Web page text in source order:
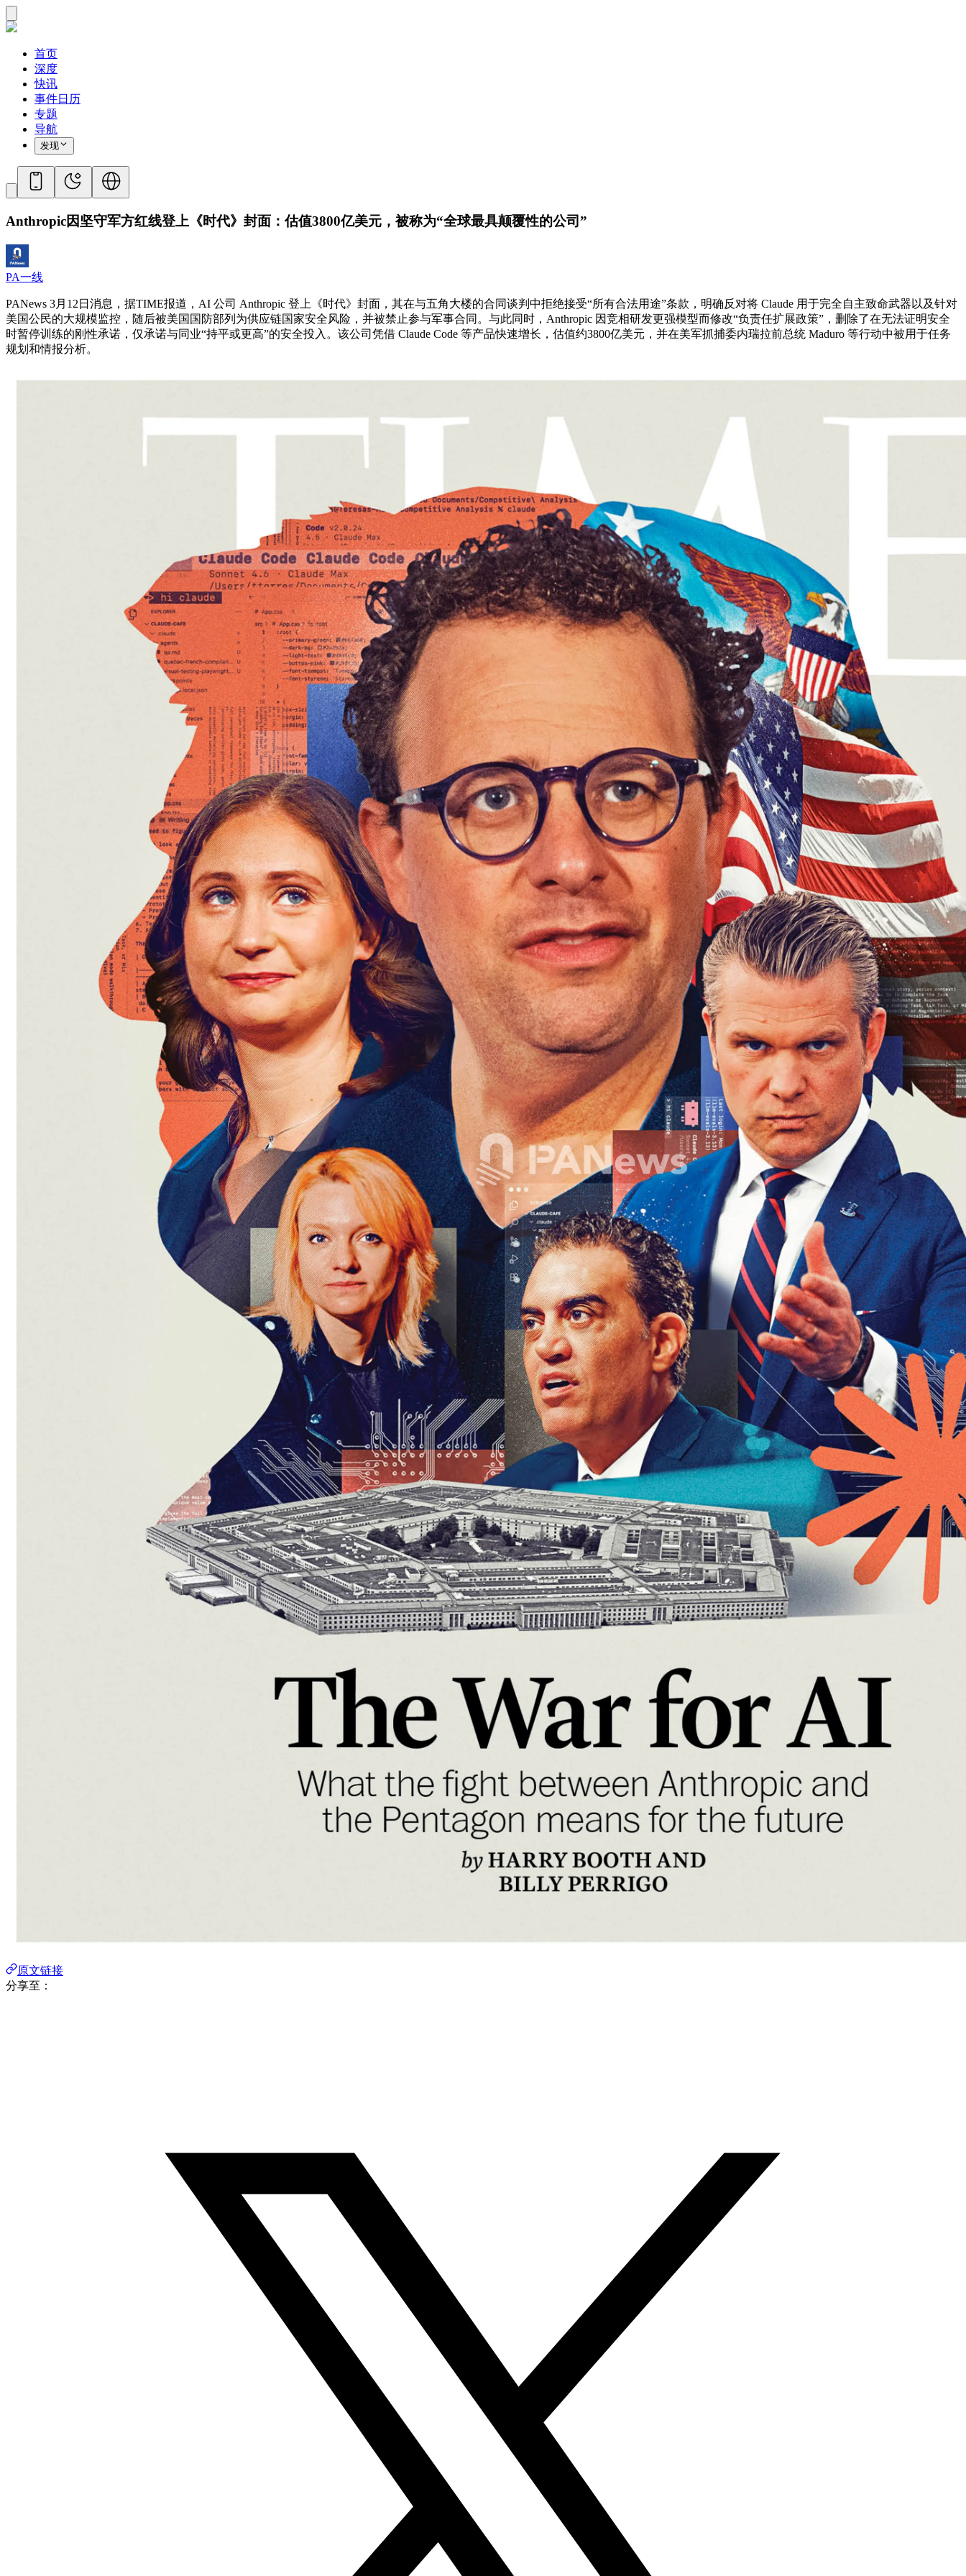
首页
深度
快讯
事件日历
专题
导航
发现
Anthropic因坚守军方红线登上《时代》封面：估值3800亿美元，被称为“全球最具颠覆性的公司”
PA一线
PANews 3月12日消息，据TIME报道，AI 公司 Anthropic 登上《时代》封面，其在与五角大楼的合同谈判中拒绝接受“所有合法用途”条款，明确反对将 Claude 用于完全自主致命武器以及针对
美国公民的大规模监控，随后被美国国防部列为供应链国家安全风险，并被禁止参与军事合同。与此同时，Anthropic 因竞相研发更强模型而修改“负责任扩展政策”，删除了在无法证明安全
时暂停训练的刚性承诺，仅承诺与同业“持平或更高”的安全投入。该公司凭借 Claude Code 等产品快速增长，估值约3800亿美元，并在美军抓捕委内瑞拉前总统 Maduro 等行动中被用于任务
规划和情报分析。
原文链接
分享至：